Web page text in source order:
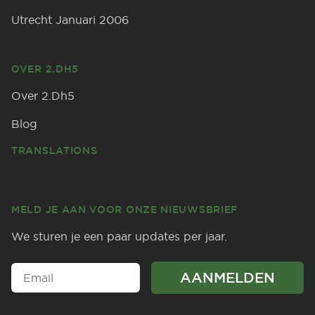
Utrecht Januari 2006
OVER 2.DH5
Over 2.Dh5
Blog
TRANSLATIONS
MELD JE AAN VOOR ONZE NIEUWSBRIEF
We sturen je een paar updates per jaar.